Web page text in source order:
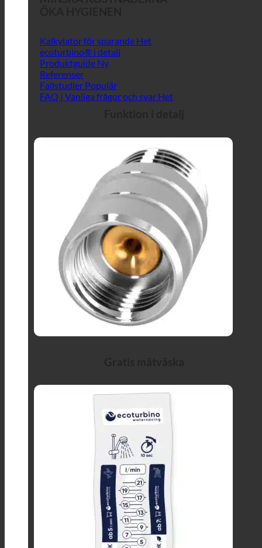
Kalkylator för sparande
ecoturbino® i detalj
Produktguide
Referenser
Fallstudier
FAQ | Vanliga frågor och svar